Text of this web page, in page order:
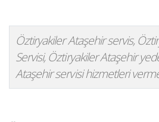
Öztiryakiler Ataşehir servis,
Servisi, Öztiryakiler Ataşehir
Ataşehir servisi hizmetleri